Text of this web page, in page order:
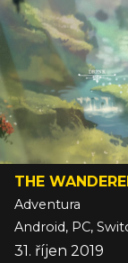
THE
Adventura
Android, PC,
31. říjen 2019